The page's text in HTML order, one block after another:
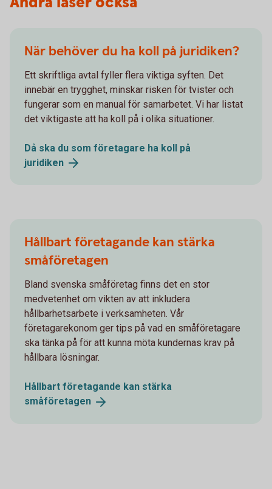
När behöver du ha koll på juridiken?
Ett skriftliga avtal fyller flera viktiga syften. Det
innebär en trygghet, minskar risken för tvister och
fungerar som en manual för samarbetet. Vi har listat
det viktigaste att ha koll på i olika situationer.
Då ska du som företagare ha koll på
juridiken
Hållbart företagande kan stärka
småföretagen
Bland svenska småföretag finns det en stor
medvetenhet om vikten av att inkludera
hållbarhetsarbete i verksamheten. Vår
företagarekonom ger tips på vad en småföretagare
ska tänka på för att kunna möta kundernas krav på
hållbara lösningar.
Hållbart företagande kan stärka
småföretagen